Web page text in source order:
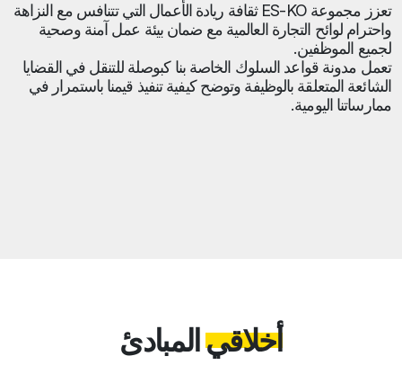
تعزز مجموعة ES-KO ثقافة ريادة الأعمال التي تتنافس مع النزاهة
واحترام لوائح التجارة العالمية مع ضمان بيئة عمل آمنة وصحية
لجميع الموظفين.
تعمل مدونة قواعد السلوك الخاصة بنا كبوصلة للتنقل في القضايا
الشائعة المتعلقة بالوظيفة وتوضح كيفية تنفيذ قيمنا باستمرار في
ممارساتنا اليومية.
أخلاقيالمبادئ